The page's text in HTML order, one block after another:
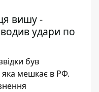
вишу -
удари по
був
яка мешкає в РФ.